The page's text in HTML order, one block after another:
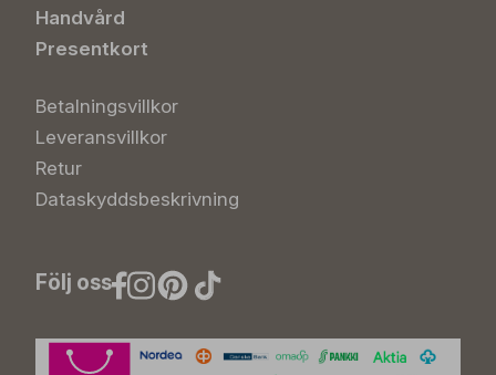
Handvård
Presentkort
Betalningsvillkor
Leveransvillkor
Retur
Dataskyddsbeskrivning
Följ oss